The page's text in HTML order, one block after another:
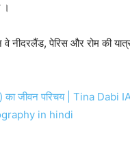
।
नीदरलैंड, पेरिस और रोम की